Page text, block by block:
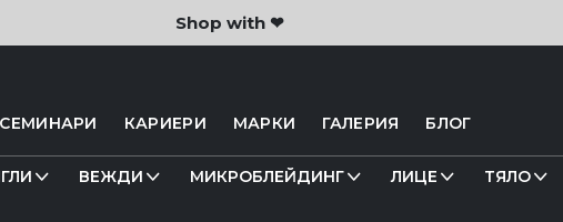
Shop with ❤
КАРИЕРИ МАРКИ ГАЛЕРИЯ БЛОГ
ВЕЖДИ МИКРОБЛЕЙДИНГ ЛИЦЕ ТЯЛО